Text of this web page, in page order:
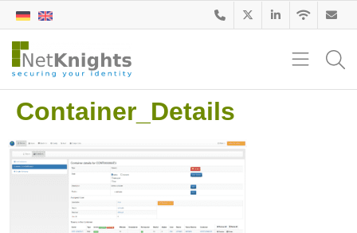
Container_Details